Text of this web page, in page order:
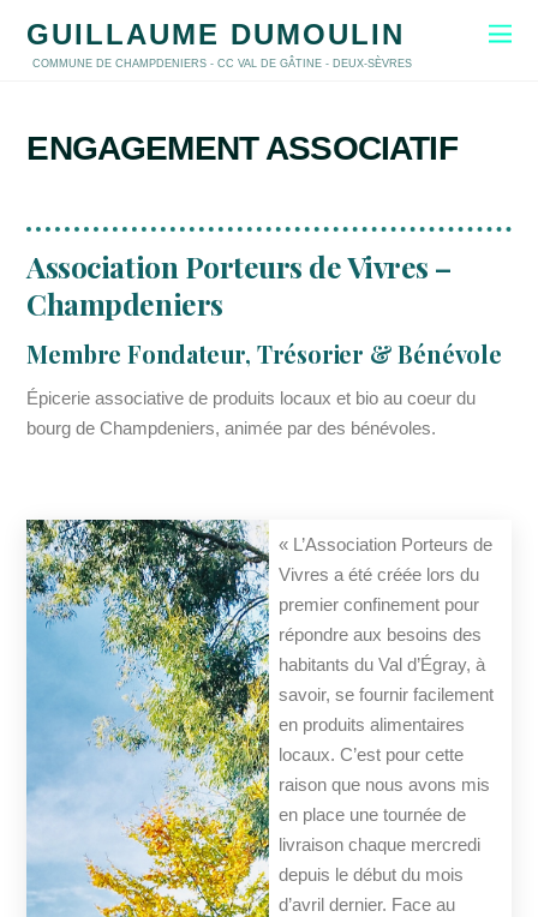
GUILLAUME DUMOULIN
COMMUNE DE CHAMPDENIERS - CC VAL DE GÂTINE - DEUX-SÈVRES
ENGAGEMENT ASSOCIATIF
Association Porteurs de Vivres –
Champdeniers
Membre Fondateur, Trésorier & Bénévole
Épicerie associative de produits locaux et bio au coeur du
bourg de Champdeniers, animée par des bénévoles.
« L’Association Porteurs de
Vivres a été créée lors du
premier confinement pour
répondre aux besoins des
habitants du Val d’Égray, à
savoir, se fournir facilement
en produits alimentaires
locaux. C’est pour cette
raison que nous avons mis
en place une tournée de
livraison chaque mercredi
depuis le début du mois
d’avril dernier. Face au